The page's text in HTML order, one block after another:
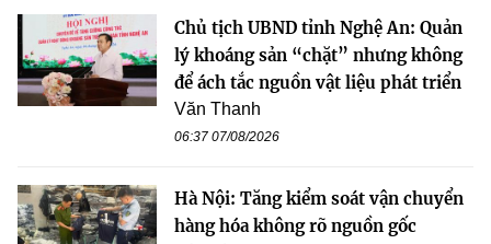
Chủ tịch UBND tỉnh Nghệ An: Quản
lý khoáng sản “chặt” nhưng không
để ách tắc nguồn vật liệu phát triển
Văn Thanh
06:37 07/08/2026
Hà Nội: Tăng kiểm soát vận chuyển
hàng hóa không rõ nguồn gốc